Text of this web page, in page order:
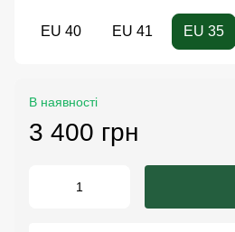
EU 40 EU 41 EU 35
В наявності
3 400 грн